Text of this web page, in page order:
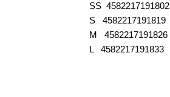
SS 4582217191802
S 4582217191819
M 4582217191826
L 4582217191833